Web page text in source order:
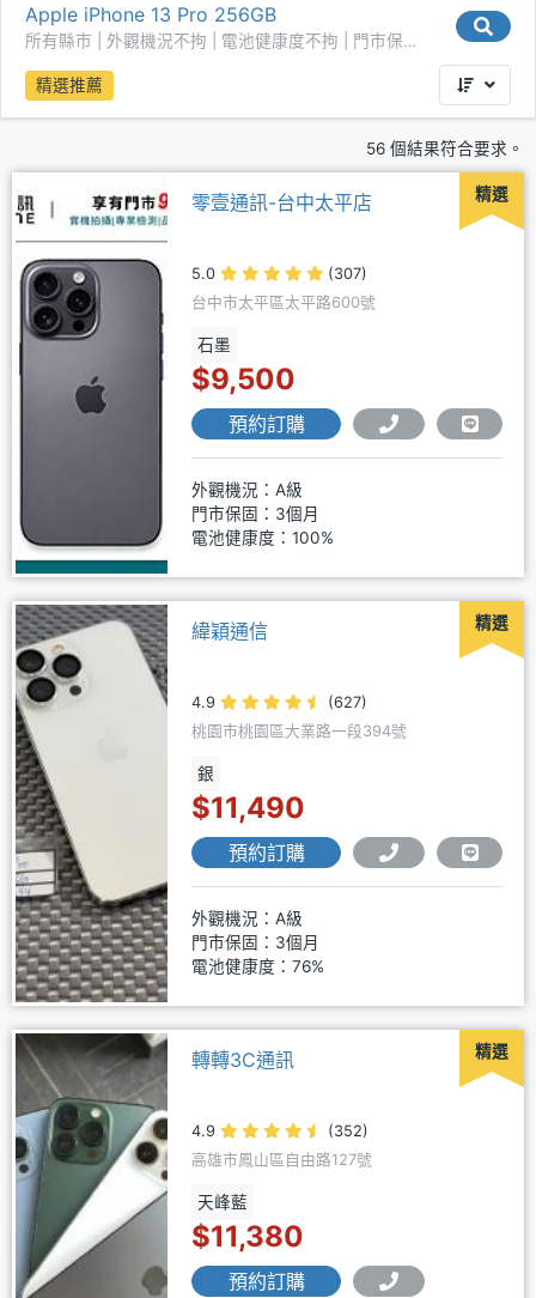
Apple iPhone 13 Pro 256GB
所有縣市 | 外觀機況不拘 | 電池健康度不拘 | 門市保固
精選推薦
56 個結果符合要求。
精選
零壹通訊-台中太平店
5.0
(307)
台中市太平區太平路600號
石墨
$9,500
預約訂購
外觀機況：A級
門市保固：3個月
電池健康度：100%
精選
緯穎通信
4.9
(627)
桃園市桃園區大業路一段394號
銀
$11,490
預約訂購
外觀機況：A級
門市保固：3個月
電池健康度：76%
精選
轉轉3C通訊
4.9
(352)
高雄市鳳山區自由路127號
天峰藍
$11,380
預約訂購